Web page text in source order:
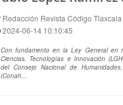
Redacción Revista Código Tlaxcala
2024-06-14 10:10:45
Con fundamento en la Ley General en
Ciencias, Tecnologías e Innovación
del Consejo Nacional de
(Conah...